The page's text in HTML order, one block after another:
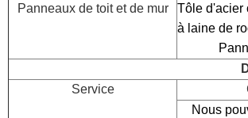
Panneaux de toit et de mur
Tôle d'acier
à laine de
Service
Nous